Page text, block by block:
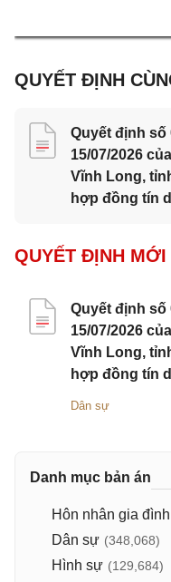
QUYẾT ĐỊNH
Quyết định số
15/07/2026
Vĩnh Long,
hợp đồng tín
QUYẾT ĐỊNH MỚI
Quyết định số
15/07/2026
Vĩnh Long,
hợp đồng tín
Dân sự
Danh mục bản án
Hôn nhân gia đình
Dân sự (348,068)
Hình sự (129,684)